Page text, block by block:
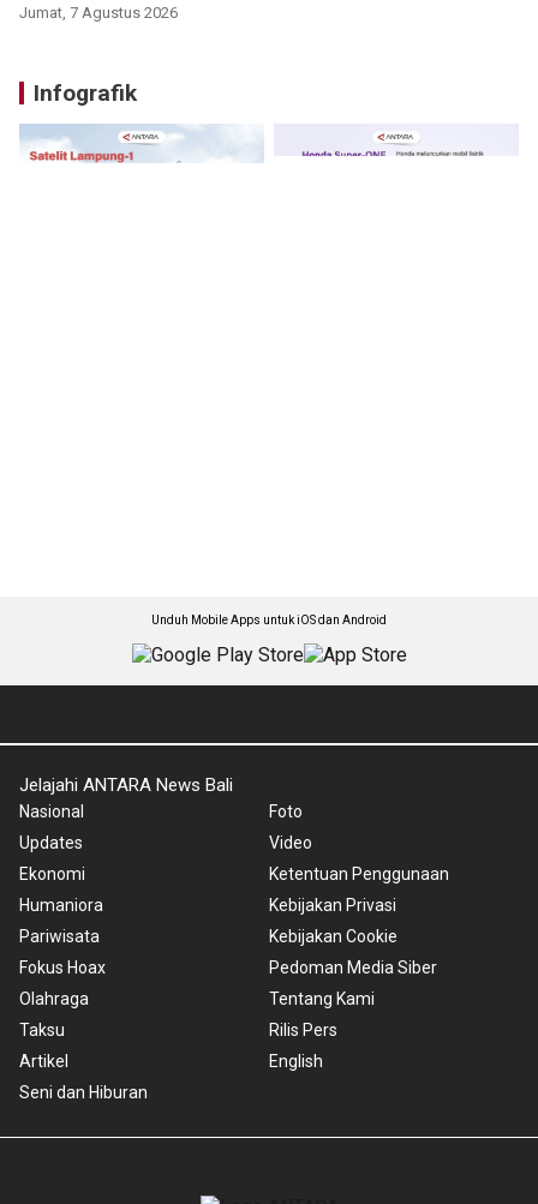
Jumat, 7 Agustus 2026
Infografik
Unduh Mobile Apps untuk iOS dan Android
Jelajahi ANTARA News Bali
Nasional
Updates
Ekonomi
Humaniora
Pariwisata
Fokus Hoax
Olahraga
Taksu
Artikel
Seni dan Hiburan
Foto
Video
Ketentuan Penggunaan
Kebijakan Privasi
Kebijakan Cookie
Pedoman Media Siber
Tentang Kami
Rilis Pers
English